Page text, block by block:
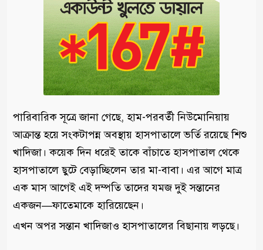
পারিবারিক সূত্রে জানা গেছে, হাম-পরবর্তী নিউমোনিয়ায়
আক্রান্ত হয়ে সংকটাপন্ন অবস্থায় হাসপাতালে ভর্তি রয়েছে শিশু
খাদিজা। কয়েক দিন ধরেই তাকে বাঁচাতে হাসপাতাল থেকে
হাসপাতালে ছুটে বেড়াচ্ছিলেন তার মা-বাবা। এর আগে মাত্র
এক মাস আগেই এই দম্পতি তাদের যমজ দুই সন্তানের
একজন—ফাতেমাকে হারিয়েছেন।
এখন অপর সন্তান খাদিজাও হাসপাতালের বিছানায় লড়ছে।